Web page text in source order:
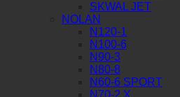
SKWAL JET
NOLAN
N120-1
N100-6
N90-3
N80-8
N60-6 SPORT
N70-2 X